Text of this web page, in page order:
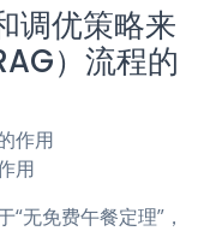
e
r调优策略来
）流程的
用
无免费午餐定理”，